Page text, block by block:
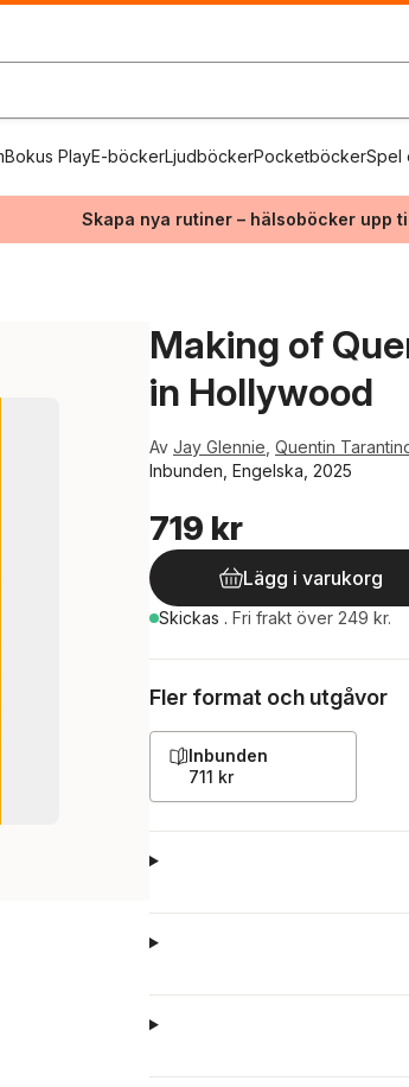
Bokus PlayE-böckerLjudböckerPocketböckerSpel
Skapa nya rutiner – hälsoböcker upp
Making of
in Hollywood
Av Jay Glennie Quentin
Inbunden, Engelska, 2025
719 kr
Lägg i varukorg
Skickas . Fri frakt över 249 kr.
Fler format och utgåvor
Inbunden
711 kr